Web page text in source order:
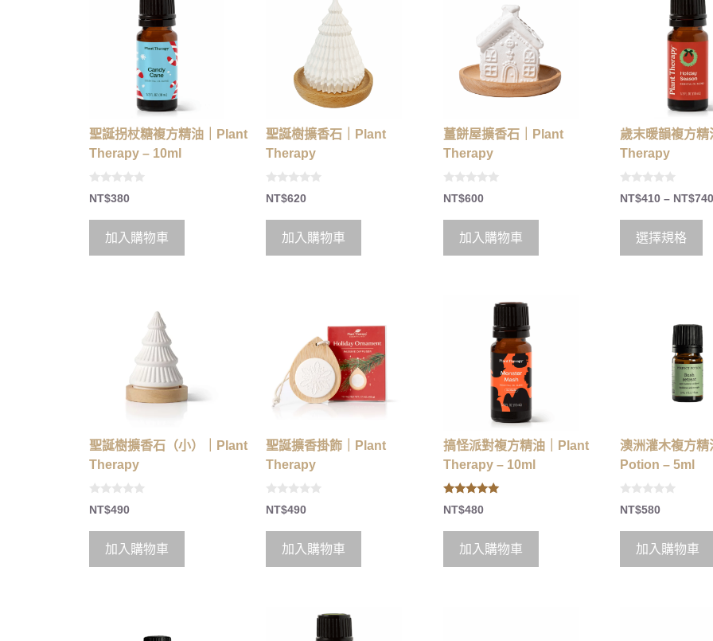
聖誕拐杖糖複方精油｜Plant
Therapy – 10ml
0
o
t
5
NT$380
加入購物車
聖誕樹擴香石｜Plant
Therapy
0
o
t
5
NT$620
加入購物車
薑餅屋擴香石｜Plant
Therapy
0
o
t
5
NT$600
加入購物車
歲末暖韻複方
Therapy
0
o
t
5
NT$410 – NT$740
選擇規格
聖誕樹擴香石（小）｜Plant
Therapy
0
o
t
5
NT$490
加入購物車
聖誕擴香掛飾｜Plant
Therapy
0
o
t
5
NT$490
加入購物車
搞怪派對複方精油｜Plant
Therapy – 10ml
5.00
out of 5
NT$480
加入購物車
澳洲灌木複方
Potion – 5ml
0
o
t
5
NT$580
加入購物車